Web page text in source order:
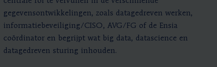
gegevensontwikkelingen, zoals datagedreven werken,
informatiebeveiliging/CISO, AVG/FG of de Ensia
coördinator en begrijpt wat big data, datascience en
datagedreven sturing inhouden.